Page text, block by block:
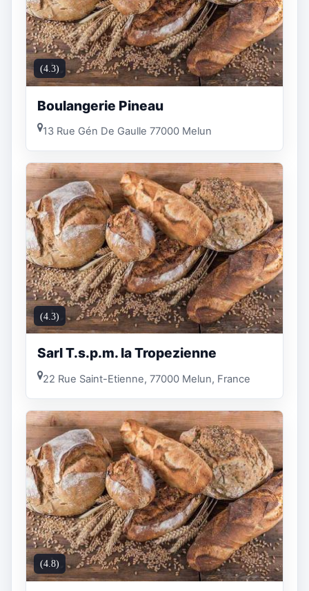
(4.3)
Boulangerie Pineau
13 Rue Gén De Gaulle 77000 Melun
(4.3)
Sarl T.s.p.m. la Tropezienne
22 Rue Saint-Etienne, 77000 Melun, France
(4.8)